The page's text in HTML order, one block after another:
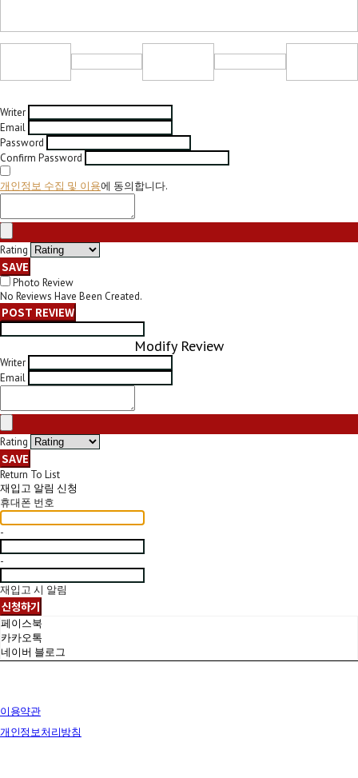
Writer
Email
Password
Confirm Password
개인정보 수집 및 이용에 동의합니다.
Rating
SAVE
Photo Review
No Reviews Have Been Created.
POST REVIEW
Modify Review
Writer
Email
Rating
SAVE
Return To List
재입고 알림 신청
휴대폰 번호
-
-
재입고 시 알림
신청하기
페이스북
카카오톡
네이버 블로그
이용약관
개인정보처리방침